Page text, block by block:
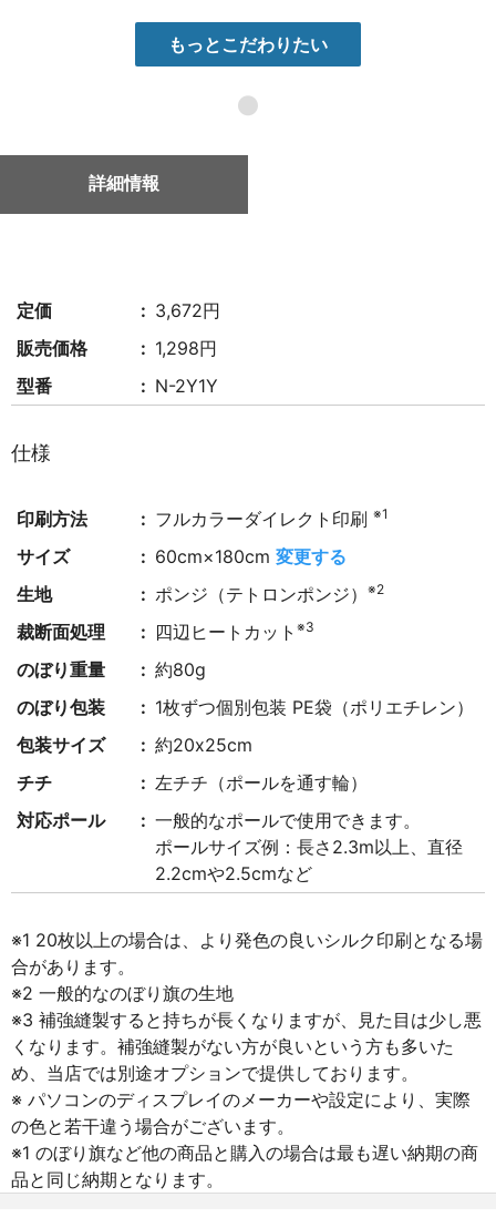
もっとこだわりたい
●
詳細情報
定価
3,672円
販売価格
1,298円
型番
N-2Y1Y
仕様
印刷方法 フルカラーダイレクト印刷※1
サイズ 60cm×180cm変更する
生地
ポンジ（テトロンポンジ）※2
裁断面処理 四辺ヒートカット※3
のぼり重量
約80g
のぼり包装
1枚ずつ個別包装 PE袋（ポリエチレン）
包装サイズ
約20x25cm
チチ
左チチ（ポールを通す輪）
対応ポール
一般的なポールで使用できます。
ポールサイズ例：長さ2.3m以上、直径
2.2cmや2.5cmなど
※1 20枚以上の場合は、より発色の良いシルク印刷となる場
合があります。
※2 一般的なのぼり旗の生地
※3 補強縫製すると持ちが長くなりますが、見た目は少し悪
くなります。補強縫製がない方が良いという方も多いた
め、当店では別途オプションで提供しております。
※ パソコンのディスプレイのメーカーや設定により、実際
の色と若干違う場合がございます。
※1 のぼり旗など他の商品と購入の場合は最も遅い納期の商
品と同じ納期となります。